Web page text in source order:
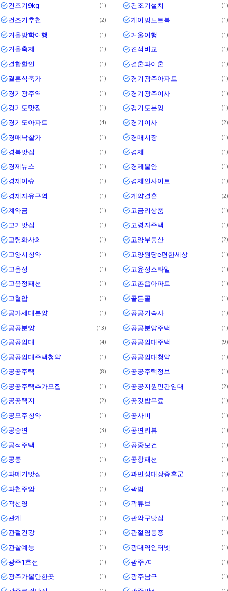
건조기9kg 1 건조기설치 1
건조기추천 2 게이밍노트북 1
겨울방학여행 1 겨울여행 1
겨울축제 1 견적비교 1
결합할인 1 결혼과이혼 1
결혼식축가 1 경기광주아파트 1
경기광주역 1 경기광주이사 1
경기도맛집 1 경기도분양 1
경기도아파트 4 경기이사 2
경매낙찰가 1 경매시장 1
경북맛집 1 경제 1
경제뉴스 1 경제불안 1
경제이슈 1 경제인사이트 1
경제자유구역 1 계약결혼 2
계약금 1 고금리상품 1
고기맛집 1 고령자주택 1
고령화사회 1 고양부동산 2
고양시청약 1 고양원당e편한세상 1
고윤정 1 고윤정스타일 1
고윤정패션 1 고촌읍아파트 1
고혈압 1 골든골 1
공가세대분양 1 공공기숙사 1
공공분양 13 공공분양주택 1
공공임대 4 공공임대주택 9
공공임대주택청약 1 공공임대청약 1
공공주택 8 공공주택정보 1
공공주택추가모집 1 공공지원민간임대 2
공공택지 2 공깃밥무료 1
공모주청약 1 공사비 1
공승연 3 공연리뷰 1
공적주택 1 공중보건 1
공증 1 공항패션 1
과메기맛집 1 과민성대장증후군 1
과천주암 1 곽범 1
곽선영 1 곽튜브 1
관계 1 관악구맛집 1
관절건강 1 관절염통증 1
관찰예능 1 광대역인터넷 1
광주1호선 1 광주7미 1
광주가볼만한곳 1 광주남구 1